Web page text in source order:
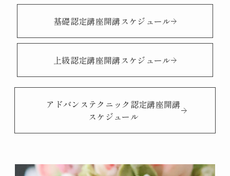
基礎認定講座開講スケジュール
上級認定講座開講スケジュール
アドバンステクニック認定講座開講
スケジュール